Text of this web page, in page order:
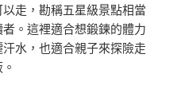
走，勘稱五星級景點相當
。這裡適合想鍛鍊的體力
水，也適合親子來探險走